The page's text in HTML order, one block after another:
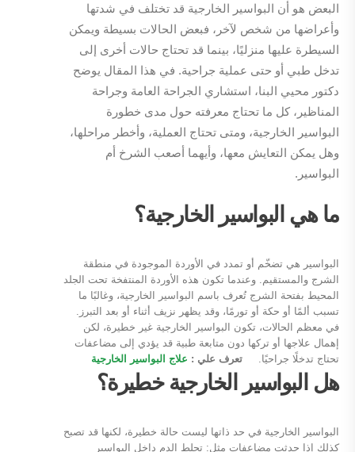
البعض هو أن البواسير الخارجية قد تختلف في شدتها
وأعراضها من شخص لآخر، فبعض الحالات بسيطة ويمكن
السيطرة عليها منزليًا، بينما قد تحتاج حالات أخرى إلى
تدخل طبي أو حتى عملية جراحية. في هذا المقال يوضح
دكتور محيي البنا، استشاري الجراحة العامة وجراحة
المناظير، كل ما تحتاج معرفته حول مدى خطورة
البواسير الخارجية، ومتى تحتاج العملية، وأخطر مراحلها،
وهل يمكن التعايش معها، وأيهما أصعب الشرخ أم
البواسير.
ما هي البواسير الخارجية؟
البواسير هي تضخّم أو تمدد في الأوردة الموجودة في منطقة
الشرج والمستقيم. وعندما تكون هذه الأوردة المنتفخة تحت الجلد
المحيط بفتحة الشرج تُعرف باسم البواسير الخارجية، وغالبًا ما
تسبب ألمًا أو حكة أو تورمًا، وقد يظهر نزيف أثناء أو بعد التبرز.
في معظم الحالات، تكون البواسير الخارجية غير خطيرة، لكن
إهمال علاجها أو تركها دون متابعة طبية قد يؤدي إلى مضاعفات
تحتاج تدخلًا جراحيًا. تعرف علي : علاج البواسير الخارجية
هل البواسير الخارجية خطيرة؟
البواسير الخارجية في حد ذاتها ليست حالة خطيرة، لكنها قد تصبح
كذلك إذا حدثت مضاعفات مثل: تجلط الدم داخل البواسير